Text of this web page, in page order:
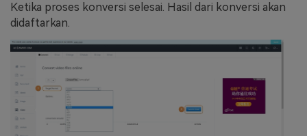
Ketika proses konversi selesai. Hasil dari konversi akan
didaftarkan.